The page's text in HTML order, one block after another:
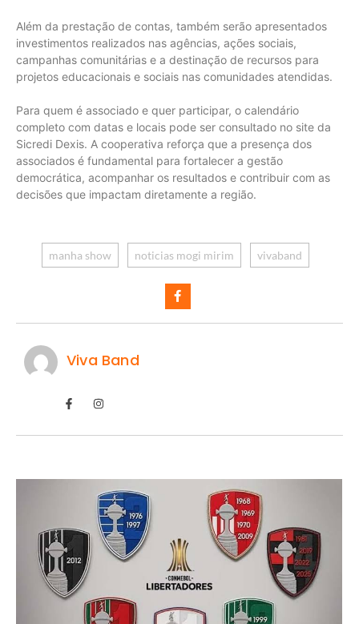
Além da prestação de contas, também serão apresentados
investimentos realizados nas agências, ações sociais,
campanhas comunitárias e a destinação de recursos para
projetos educacionais e sociais nas comunidades atendidas.
Para quem é associado e quer participar, o calendário
completo com datas e locais pode ser consultado no site da
Sicredi Dexis. A cooperativa reforça que a presença dos
associados é fundamental para fortalecer a gestão
democrática, acompanhar os resultados e contribuir com as
decisões que impactam diretamente a região.
manha show noticias mogi mirim vivaband
Viva Band